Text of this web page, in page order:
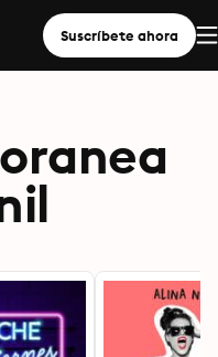
Suscríbete ahora